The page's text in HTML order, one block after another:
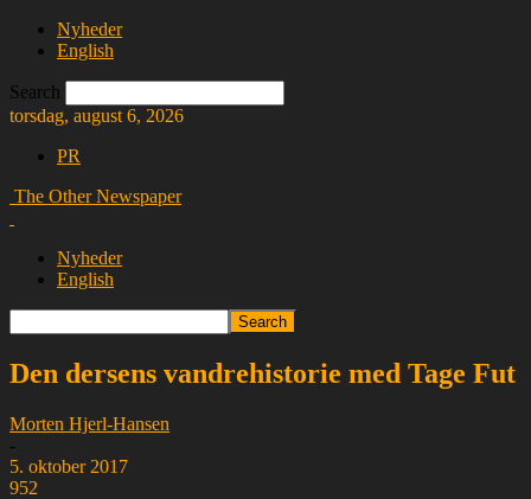
Nyheder
English
Search
torsdag, august 6, 2026
PR
The Other Newspaper
Nyheder
English
Den dersens vandrehistorie med Tage Fut
Morten Hjerl-Hansen
-
5. oktober 2017
952